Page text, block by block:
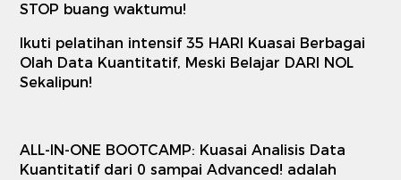
STOP buang waktumu!
Ikuti pelatihan intensif 35 HARI Kuasai Berbagai
Olah Data Kuantitatif, Meski Belajar DARI NOL
Sekalipun!
ALL-IN-ONE BOOTCAMP: Kuasai Analisis Data
Kuantitatif dari 0 sampai Advanced! adalah